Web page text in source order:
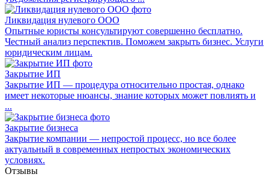
Ликвидация нулевого ООО
Опытные юристы консультируют совершенно бесплатно.
Честный анализ перспектив. Поможем закрыть бизнес. Услуги
юридическим лицам.
Закрытие ИП
Закрытие ИП — процедура относительно простая, однако
имеет некоторые нюансы, знание которых может повлиять и
...
Закрытие бизнеса
Закрытие компании — непростой процесс, но все более
актуальный в современных непростых экономических
условиях.
Отзывы